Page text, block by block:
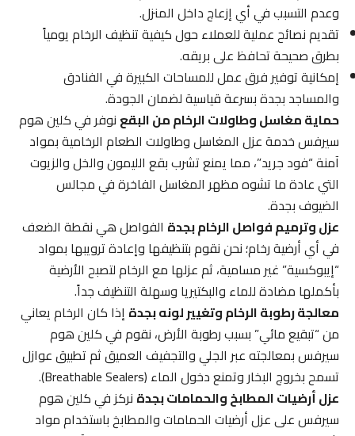
وعدم التسبب في أي إزعاج داخل المنزل.
تقديم نصائح عملية للعملاء حول كيفية تنظيف الرخام يومياً
بطرق صحيحة تحافظ على بريقه.
إمكانية توفير فرق عمل للمساحات الكبيرة في الفنادق
والمساجد بجدة بسرعة قياسية لضمان الجودة.
حماية مغاسل وطاولات الرخام من البقعنوفر في كلين هوم
سيرفس خدمة عزل المغاسل وطاولات الطعام الرخامية بمواد
آمنة “فود جريد”، مما يمنع تشرب بقع الليمون والخل والزيوت
التي عادة ما تشوه مظهر المغاسل الفاخرة في مجالس
الضيوف بجدة.
عزل وترميم فواصل الرخام بجدةالفواصل هي نقطة الضعف
في أي أرضية رخام؛ نحن نقوم بتنظيفها وإعادة ترويبها بمواد
“إيبوكسية” غير مسامية، ثم عزلها مع الرخام لتصبح الأرضية
بأكملها مضادة للماء والبكتيريا وسهلة التنظيف جداً.
معالجة رطوبة الرخام وتغيير لونه بجدةإذا كان الرخام يعاني
من “تبقيع مائي” بسبب رطوبة الأرض، نقوم في كلين هوم
سيرفس بمعالجته عبر الجلي والتجفيف العميق ثم تطبيق عوازل
تسمح بخروج البخار وتمنع دخول الماء (Breathable Sealers).
عزل أرضيات المطابخ والحمامات بجدةنركز في كلين هوم
سيرفس على عزل أرضيات الحمامات والمطابخ باستخدام مواد